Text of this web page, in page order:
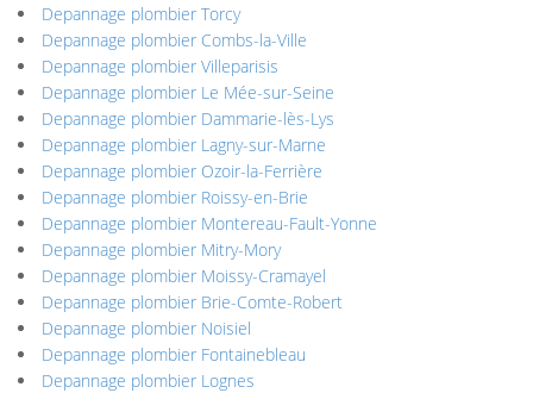
Depannage plombier Torcy
Depannage plombier Combs-la-Ville
Depannage plombier Villeparisis
Depannage plombier Le Mée-sur-Seine
Depannage plombier Dammarie-lès-Lys
Depannage plombier Lagny-sur-Marne
Depannage plombier Ozoir-la-Ferrière
Depannage plombier Roissy-en-Brie
Depannage plombier Montereau-Fault-Yonne
Depannage plombier Mitry-Mory
Depannage plombier Moissy-Cramayel
Depannage plombier Brie-Comte-Robert
Depannage plombier Noisiel
Depannage plombier Fontainebleau
Depannage plombier Lognes